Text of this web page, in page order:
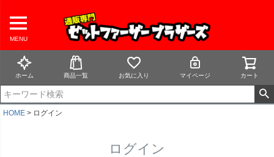
MENU
ホーム 商品一覧 お気に入り マイページ カート
HOME ログイン
ログイン